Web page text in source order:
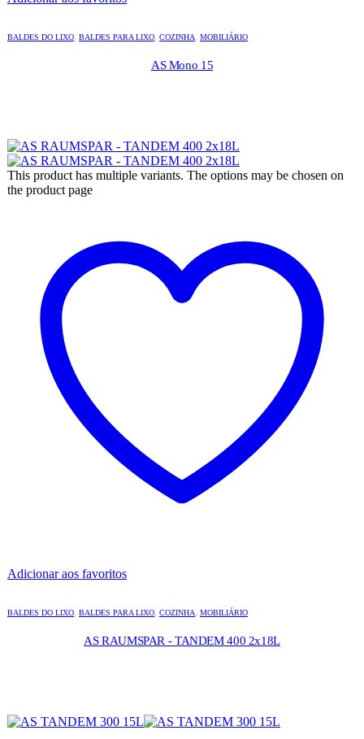
BALDES DO LIXO, BALDES PARA LIXO, COZINHA, MOBILIÁRIO
AS Mono 15
This product has multiple variants. The options may be chosen on
the product page
Adicionar aos favoritos
BALDES DO LIXO, BALDES PARA LIXO, COZINHA, MOBILIÁRIO
AS RAUMSPAR - TANDEM 400 2x18L